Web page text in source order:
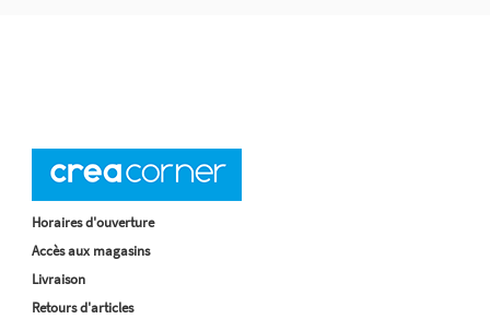
Horaires d'ouverture
Accès aux magasins
Livraison
Retours d'articles